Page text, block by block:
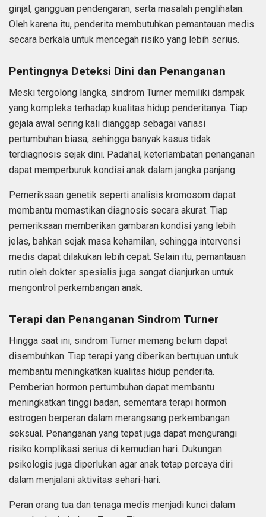
ginjal, gangguan pendengaran, serta masalah penglihatan.
Oleh karena itu, penderita membutuhkan pemantauan medis
secara berkala untuk mencegah risiko yang lebih serius.
Pentingnya Deteksi Dini dan Penanganan
Meski tergolong langka, sindrom Turner memiliki dampak
yang kompleks terhadap kualitas hidup penderitanya. Tiap
gejala awal sering kali dianggap sebagai variasi
pertumbuhan biasa, sehingga banyak kasus tidak
terdiagnosis sejak dini. Padahal, keterlambatan penanganan
dapat memperburuk kondisi anak dalam jangka panjang.
Pemeriksaan genetik seperti analisis kromosom dapat
membantu memastikan diagnosis secara akurat. Tiap
pemeriksaan memberikan gambaran kondisi yang lebih
jelas, bahkan sejak masa kehamilan, sehingga intervensi
medis dapat dilakukan lebih cepat. Selain itu, pemantauan
rutin oleh dokter spesialis juga sangat dianjurkan untuk
mengontrol perkembangan anak.
Terapi dan Penanganan Sindrom Turner
Hingga saat ini, sindrom Turner memang belum dapat
disembuhkan. Tiap terapi yang diberikan bertujuan untuk
membantu meningkatkan kualitas hidup penderita.
Pemberian hormon pertumbuhan dapat membantu
meningkatkan tinggi badan, sementara terapi hormon
estrogen berperan dalam merangsang perkembangan
seksual. Penanganan yang tepat juga dapat mengurangi
risiko komplikasi serius di kemudian hari. Dukungan
psikologis juga diperlukan agar anak tetap percaya diri
dalam menjalani aktivitas sehari-hari.
Peran orang tua dan tenaga medis menjadi kunci dalam